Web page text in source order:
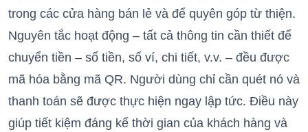
trong các cửa hàng bán lẻ và để quyên góp từ thiện.
Nguyên tắc hoạt động – tất cả thông tin cần thiết để
chuyển tiền – số tiền, số ví, chi tiết, v.v. – đều được
mã hóa bằng mã QR. Người dùng chỉ cần quét nó và
thanh toán sẽ được thực hiện ngay lập tức. Điều này
giúp tiết kiệm đáng kể thời gian của khách hàng và